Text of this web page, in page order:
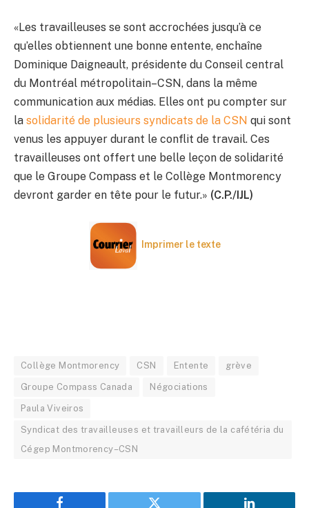
«Les travailleuses se sont accrochées jusqu’à ce
qu’elles obtiennent une bonne entente, enchaîne
Dominique Daigneault, présidente du Conseil central
du Montréal métropolitain–CSN, dans la même
communication aux médias. Elles ont pu compter sur
la solidarité de plusieurs syndicats de la CSN qui sont
venus les appuyer durant le conflit de travail. Ces
travailleuses ont offert une belle leçon de solidarité
que le Groupe Compass et le Collège Montmorency
devront garder en tête pour le futur.» (C.P./IJL)
Imprimer le texte
Collège Montmorency CSN Entente grève
Groupe Compass Canada Négociations
Paula Viveiros
Syndicat des travailleuses et travailleurs de la cafétéria du
Cégep Montmorency–CSN